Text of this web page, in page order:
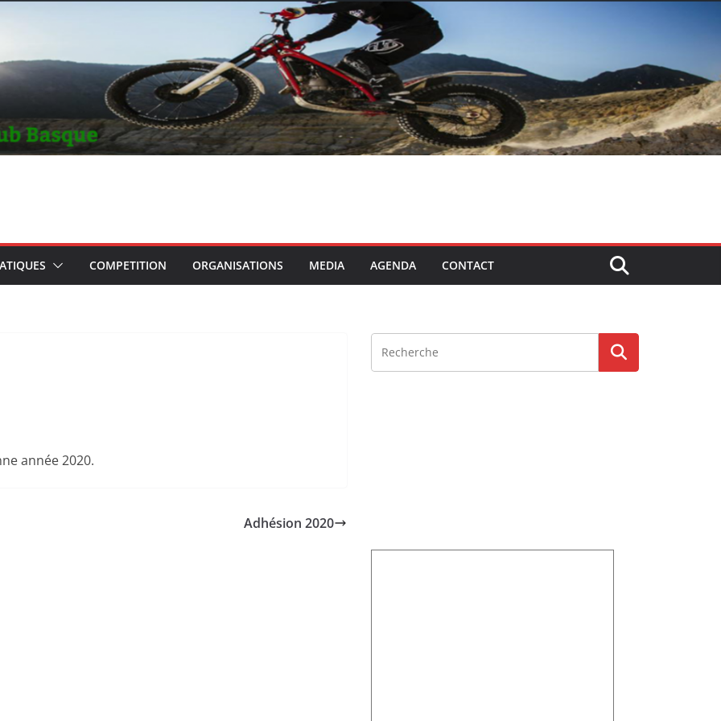
COMPETITION ORGANISATIONS MEDIA AGENDA CONTACT
année 2020.
Adhésion 2020